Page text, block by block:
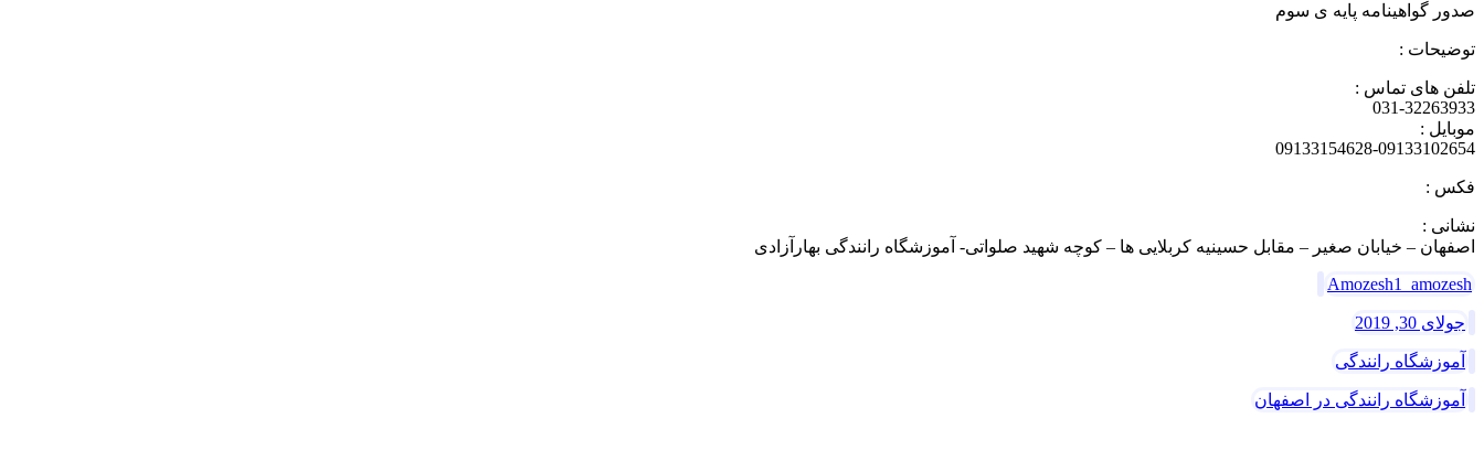
صدور گواهینامه پایه ی سوم
توضیحات :
تلفن های تماس :
031-32263933
موبایل :
09133154628-09133102654
فکس :
نشانی :
اصفهان – خیابان صغیر – مقابل حسینیه کربلایی ها – کوچه شهید صلواتی- آموزشگاه رانندگی بهارآزادی
Amozesh1_amozesh
جولای 30, 2019
آموزشگاه رانندگی
آموزشگاه رانندگی در اصفهان